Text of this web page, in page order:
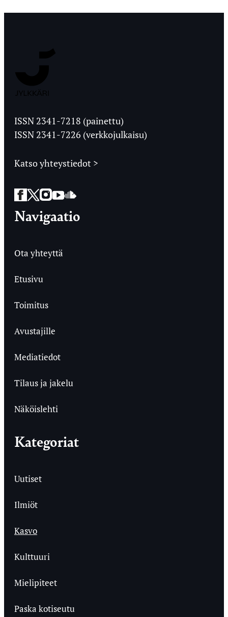
sivutus
Ylioppilaslehti
ISSN 2341-7218 (painettu)
ISSN 2341-7226 (verkkojulkaisu)
Katso yhteystiedot >
Facebook
Twitter
Instagram
YouTube
SoundCloud
Navigaatio
Ota yhteyttä
Etusivu
Toimitus
Avustajille
Mediatiedot
Tilaus ja jakelu
Näköislehti
Kategoriat
Uutiset
Ilmiöt
Kasvo
Kulttuuri
Mielipiteet
Paska kotiseutu